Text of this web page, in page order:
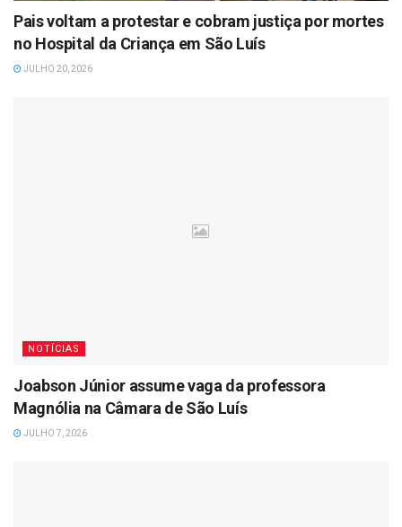
Pais voltam a protestar e cobram justiça por mortes
no Hospital da Criança em São Luís
JULHO 20, 2026
NOTÍCIAS
Joabson Júnior assume vaga da professora
Magnólia na Câmara de São Luís
JULHO 7, 2026